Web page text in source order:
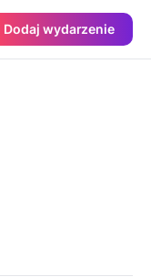
Dodaj wydarzenie